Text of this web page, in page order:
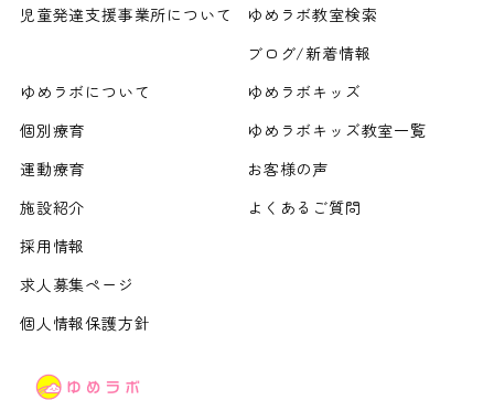
児童発達支援事業所について
ゆめラボ教室検索
ブログ/新着情報
ゆめラボについて
個別療育
運動療育
施設紹介
ゆめラボキッズ
ゆめラボキッズ教室一覧
お客様の声
よくあるご質問
採用情報
求人募集ページ
個人情報保護方針